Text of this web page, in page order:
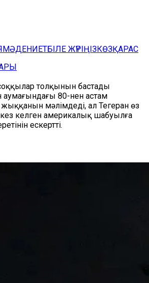
МӘДЕНИЕТБІЛЕ ЖҮРІҢІЗКӨЗҚАРАС
толқынын бастады
80-нен астам
мәлімдеді, ал Тегеран өз
кез келген америкалық шабуылға
ескертті.